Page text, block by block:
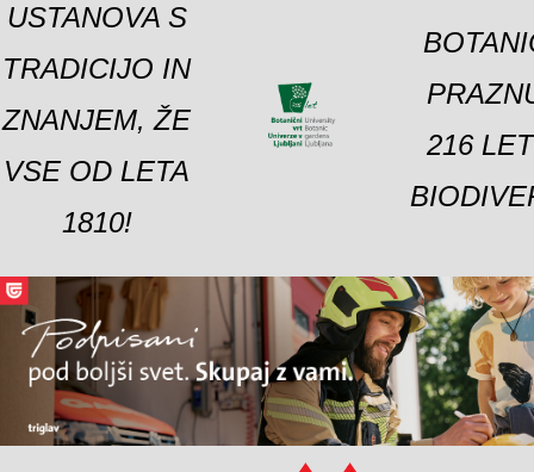
USTANOVA S
TRADICIJO IN
ZNANJEM, ŽE
VSE OD LETA
1810!
216